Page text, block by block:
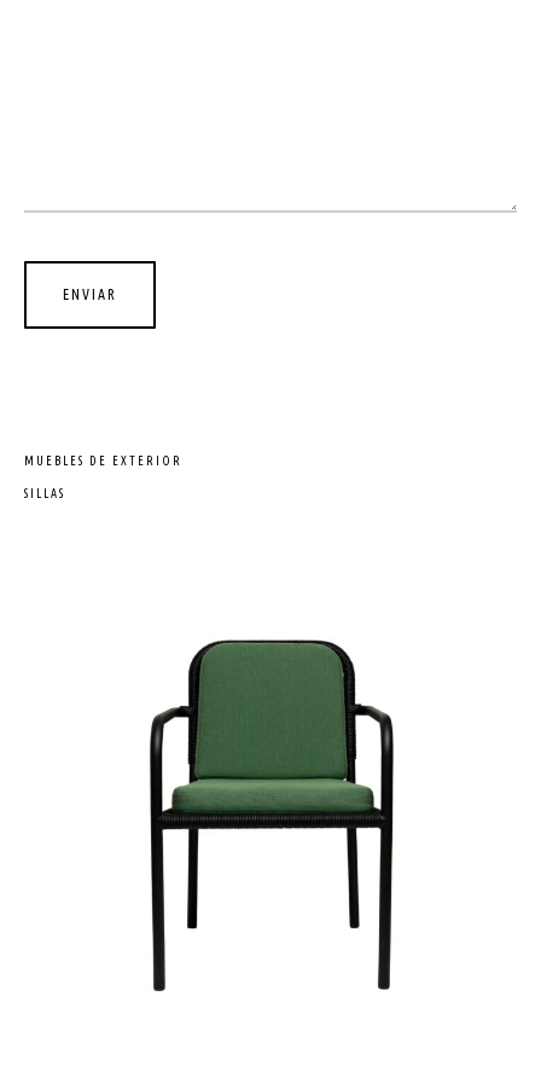
MUEBLES DE EXTERIOR
SILLAS